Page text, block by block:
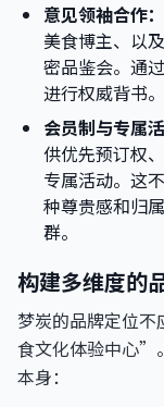
意见领袖合作：
美食博主、以
密品鉴会。通
进行权威背书。
会员制与专属活
供优先预订权
专属活动。这
种尊贵感和归
群。
构建多维度的
梦炭的品牌定位
食文化体验中心”
本身：